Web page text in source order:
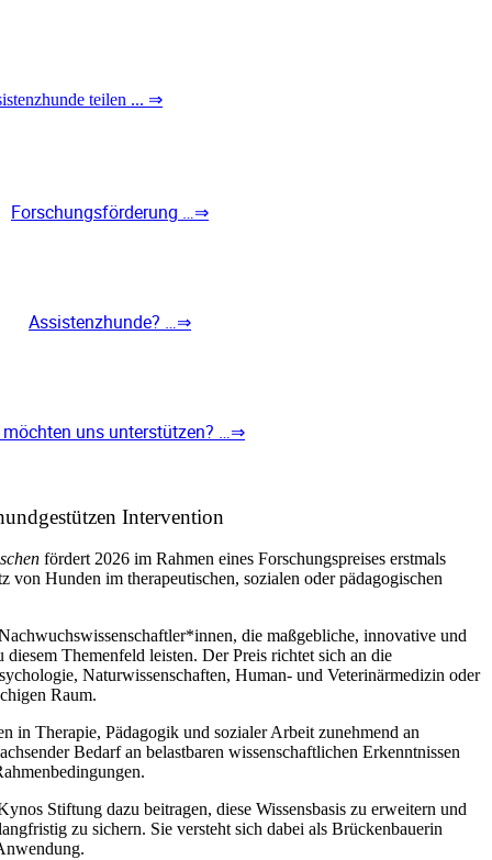
teilen ... ⇒
Forschungsförderung …⇒
Assistenzhunde? …⇒
möchten uns unterstützen? …⇒
Intervention
fördert 2026 im Rahmen eines Forschungspreises erstmals
von Hunden im therapeutischen, sozialen oder pädagogischen
die maßgebliche, innovative und
diesem Themenfeld leisten. Der Preis richtet sich an die
Naturwissenschaften, Human- und Veterinärmedizin oder
Raum.
in Therapie, Pädagogik und sozialer Arbeit zunehmend an
Bedarf an belastbaren wissenschaftlichen Erkenntnissen
Stiftung dazu beitragen, diese Wissensbasis zu erweitern und
zu sichern. Sie versteht sich dabei als Brückenbauerin